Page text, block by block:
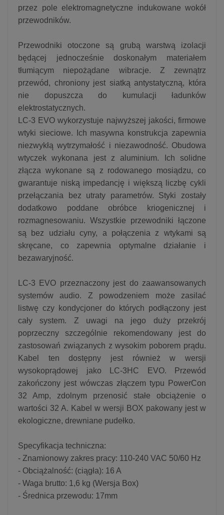
przez pole elektromagnetyczne indukowane wokół
przewodników.
Przewodniki otoczone są grubą warstwą izolacji
będącej jednocześnie doskonałym materiałem
tłumiącym niepożądane wibracje. Z zewnątrz
przewód, chroniony jest siatką antystatyczną, która
nie dopuszcza do kumulacji ładunków
elektrostatycznych.
LC-3 EVO wykorzystuje najwyższej jakości, firmowe
wtyki sieciowe. Ich masywna konstrukcja zapewnia
niezwykłą wytrzymałość i niezawodność. Obudowa
wtyczek wykonana jest z aluminium. Ich solidne
złącza wykonane są z rodowanego mosiądzu, co
gwarantuje niską impedancję i większą liczbę cykli
przełączania bez utraty parametrów. Styki zostały
dodatkowo poddane obróbce kriogenicznej i
rozmagnesowaniu. Wszystkie przewodniki łączone
są bez udziału cyny, a połączenia z wtykami są
skręcane, co zapewnia optymalne działanie i
bezawaryjność.
LC-3 EVO przeznaczony jest do zaawansowanych
systemów audio. Z powodzeniem może zasilać
listwę czy kondycjoner do których podłączony jest
cały system. Z uwagi na jego duży przekrój
poprzeczny szczególnie rekomendowany jest do
zastosowań związanych z wysokim poborem prądu.
Kabel ten dostępny jest również w wersji
wysokoprądowej jako LC-3HC EVO. Przewód
zakończony jest wówczas złączem typu PowerCon
32 Amp, zdolnym przenosić stałe obciążenie o
wartości 32 A. Kabel w wersji BOX pakowany jest w
ekologiczne, drewniane pudełko.
Specyfikacja techniczna:
- Znamionowy zakres pracy: 110-240 VAC 50/60 Hz
- Obciążalność: (ciągła): 16 A
- Waga brutto: 1,6 kg (Wersja Box)
- Średnica przewodu: 17mm